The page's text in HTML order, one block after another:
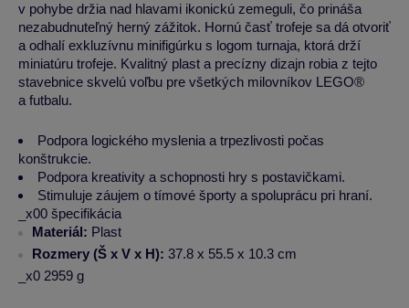
v pohybe držia nad hlavami ikonickú zemeguli, čo prináša
nezabudnuteľný herný zážitok. Hornú časť trofeje sa dá otvoriť
a odhalí exkluzívnu minifigúrku s logom turnaja, ktorá drží
miniatúru trofeje. Kvalitný plast a precízny dizajn robia z tejto
stavebnice skvelú voľbu pre všetkých milovníkov LEGO®
a futbalu.
Podpora logického myslenia a trpezlivosti počas
konštrukcie.
Podpora kreativity a schopnosti hry s postavičkami.
Stimuluje záujem o tímové športy a spoluprácu pri hraní.
_x00 špecifikácia
Materiál: Plast
Rozmery (Š x V x H): 37.8 x 55.5 x 10.3 cm
_x0 2959 g